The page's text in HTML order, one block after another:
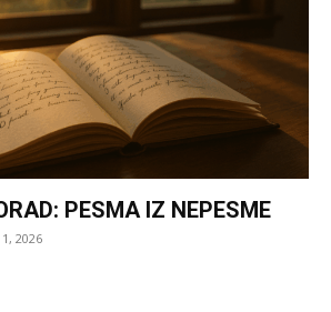
PESMA IZ NEPESME
2026